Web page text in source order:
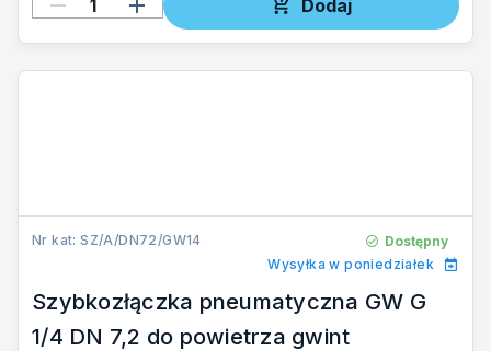
Dodaj
Nr kat: SZ/A/DN72/GW14
Dostępny
Wysyłka w poniedziałek
Szybkozłączka pneumatyczna GW G
1/4 DN 7,2 do powietrza gwint